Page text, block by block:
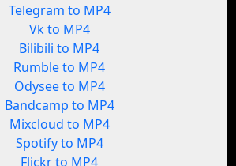
Telegram to MP4
Vk to MP4
Bilibili to MP4
Rumble to MP4
Odysee to MP4
Bandcamp to MP4
Mixcloud to MP4
Spotify to MP4
Flickr to MP4